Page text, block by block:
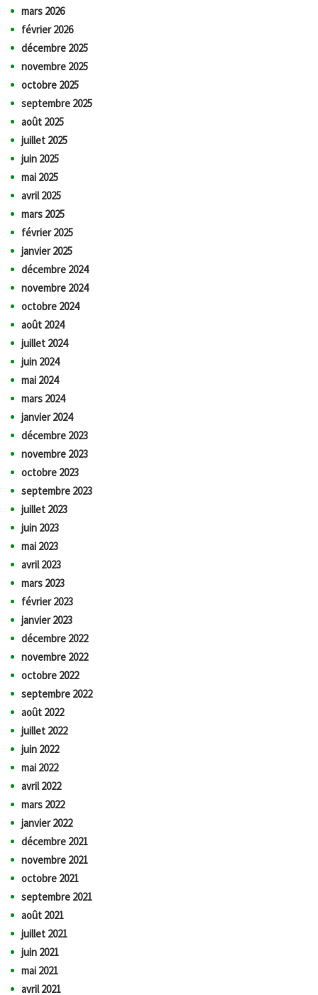
mars 2026
février 2026
décembre 2025
novembre 2025
octobre 2025
septembre 2025
août 2025
juillet 2025
juin 2025
mai 2025
avril 2025
mars 2025
février 2025
janvier 2025
décembre 2024
novembre 2024
octobre 2024
août 2024
juillet 2024
juin 2024
mai 2024
mars 2024
janvier 2024
décembre 2023
novembre 2023
octobre 2023
septembre 2023
juillet 2023
juin 2023
mai 2023
avril 2023
mars 2023
février 2023
janvier 2023
décembre 2022
novembre 2022
octobre 2022
septembre 2022
août 2022
juillet 2022
juin 2022
mai 2022
avril 2022
mars 2022
janvier 2022
décembre 2021
novembre 2021
octobre 2021
septembre 2021
août 2021
juillet 2021
juin 2021
mai 2021
avril 2021